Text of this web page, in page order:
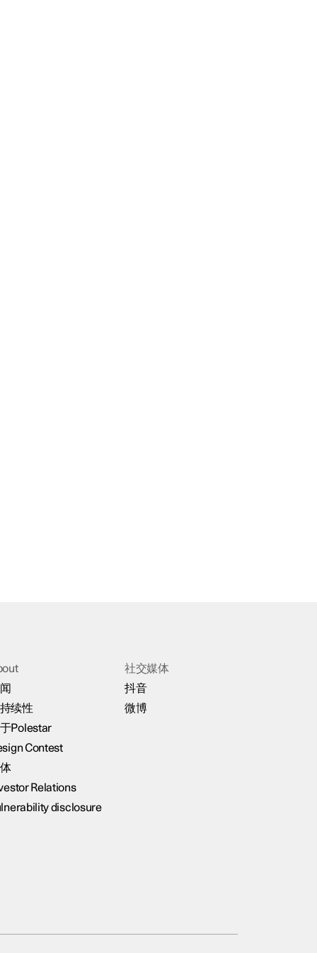
续性
Polestar
Contest
Relations
disclosure
社交媒体
抖音
微博